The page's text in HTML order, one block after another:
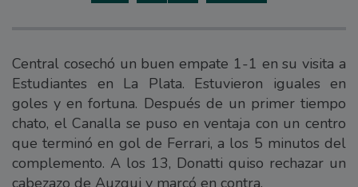
Central cosechó un buen empate 1-1 en su visita a
Estudiantes en La Plata. Estuvieron iguales en
goles y en fortuna. Después de un primer tiempo
chato, el Canalla se puso en ventaja con un centro
que terminó en gol de Ferrari, a los 5 minutos del
complemento. A los 13, Donatti quiso rechazar un
cabezazo de Auzqui y marcó en contra.